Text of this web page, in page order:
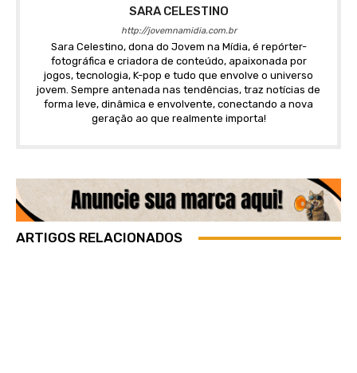
SARA CELESTINO
http://jovemnamidia.com.br
Sara Celestino, dona do Jovem na Mídia, é repórter-
fotográfica e criadora de conteúdo, apaixonada por
jogos, tecnologia, K-pop e tudo que envolve o universo
jovem. Sempre antenada nas tendências, traz notícias de
forma leve, dinâmica e envolvente, conectando a nova
geração ao que realmente importa!
ARTIGOS RELACIONADOS